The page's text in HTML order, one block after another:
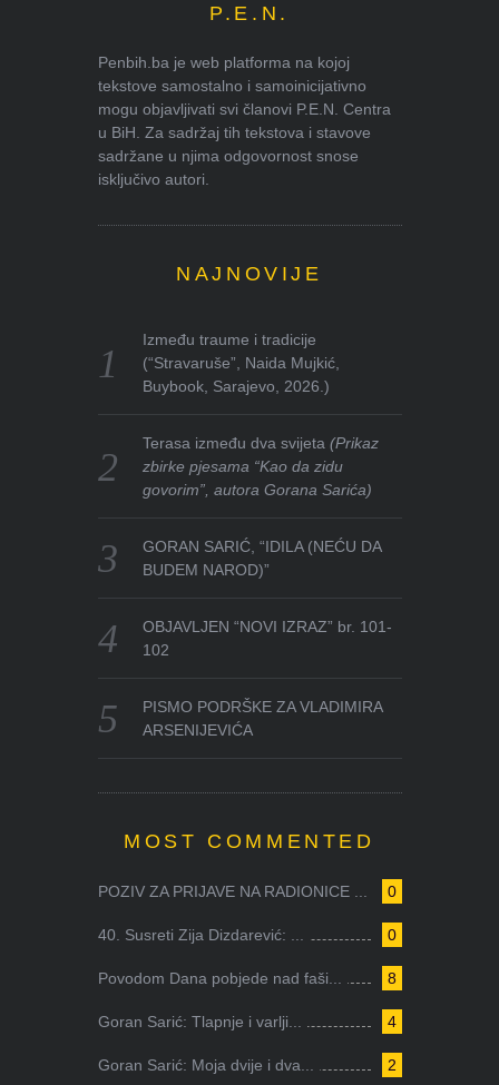
P.E.N.
Penbih.ba je web platforma na kojoj
tekstove samostalno i samoinicijativno
mogu objavljivati svi članovi P.E.N. Centra
u BiH. Za sadržaj tih tekstova i stavove
sadržane u njima odgovornost snose
isključivo autori.
NAJNOVIJE
Između traume i tradicije
(“Stravaruše”, Naida Mujkić,
Buybook, Sarajevo, 2026.)
Terasa između dva svijeta(Prikaz
zbirke pjesama “Kao da zidu
govorim”, autora Gorana Sarića)
GORAN SARIĆ, “IDILA (NEĆU DA
BUDEM NAROD)”
OBJAVLJEN “NOVI IZRAZ” br. 101-
102
PISMO PODRŠKE ZA VLADIMIRA
ARSENIJEVIĆA
MOST COMMENTED
0
POZIV ZA PRIJAVE NA RADIONICE ...
0
40. Susreti Zija Dizdarević: ...
8
Povodom Dana pobjede nad faši...
4
Goran Sarić: Tlapnje i varlji...
2
Goran Sarić: Moja dvije i dva...